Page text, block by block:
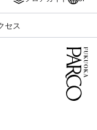
セス